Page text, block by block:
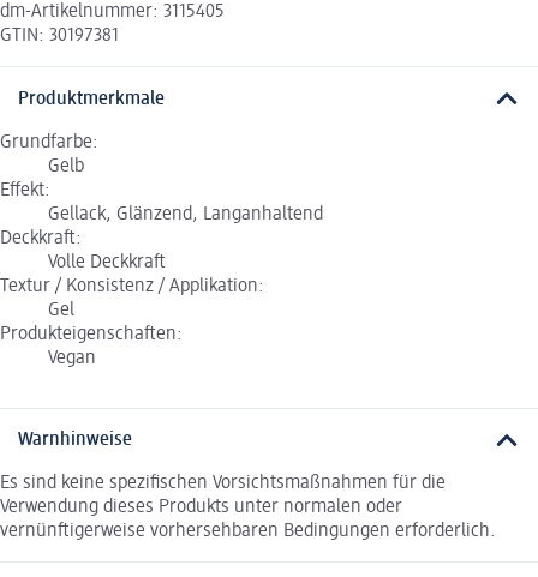
dm-Artikelnummer: 3115405
GTIN: 30197381
Produktmerkmale
Grundfarbe:
Gelb
Effekt:
Gellack, Glänzend, Langanhaltend
Deckkraft:
Volle Deckkraft
Textur / Konsistenz / Applikation:
Gel
Produkteigenschaften:
Vegan
Warnhinweise
Es sind keine spezifischen Vorsichtsmaßnahmen für die
Verwendung dieses Produkts unter normalen oder
vernünftigerweise vorhersehbaren Bedingungen erforderlich.